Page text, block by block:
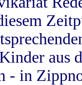
aus
- in